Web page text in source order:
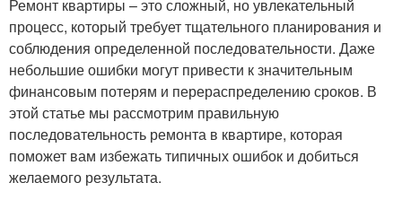
Ремонт квартиры – это сложный, но увлекательный
процесс, который требует тщательного планирования и
соблюдения определенной последовательности. Даже
небольшие ошибки могут привести к значительным
финансовым потерям и перераспределению сроков. В
этой статье мы рассмотрим правильную
последовательность ремонта в квартире, которая
поможет вам избежать типичных ошибок и добиться
желаемого результата.